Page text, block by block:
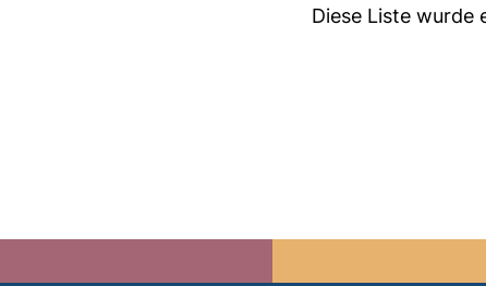
Diese Liste wurde